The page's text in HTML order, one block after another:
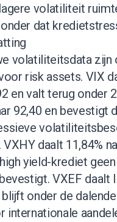
volatiliteit
dat
volatiliteitsdata zijn
risk assets. VIX
en valt terug onder
92,40 en bevestigt
daalt 11,84%
yield-krediet
VXEF daalt
blijft onder de
internationale